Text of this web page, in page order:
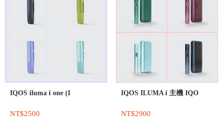
IQOS iluma i one (I
NT$2500
IQOS ILUMA i 主機 IQO
NT$2900